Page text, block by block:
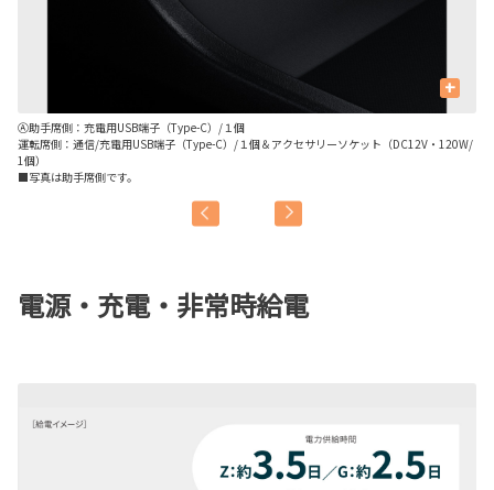
+
Ⓐ助手席側：充電用USB端子（Type-C）/１個
運転席側：通信/充電用USB端子（Type-C）/１個＆アクセサリーソケット（DC12V・120W/
1個）
■写真は助手席側です。
電源・充電・非常時給電